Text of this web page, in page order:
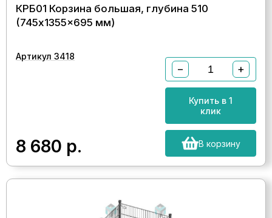
КРБ01 Корзина большая, глубина 510
(745x1355x695 мм)
Артикул 3418
8 680 р.
− +
Купить в 1
клик
В корзину